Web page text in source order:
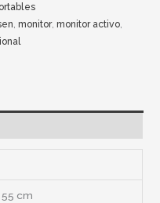
,monitor,monitor activo,
55 cm